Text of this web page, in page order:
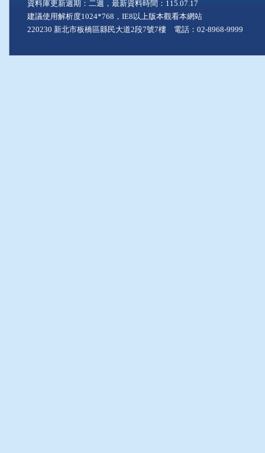
資料庫更新週期：二週，最新資料時間：115.07.17
建議使用解析度1024*768，IE8以上版本觀看本網站
220230 新北市板橋區縣民大道2段7號7樓 電話：02-8968-9999